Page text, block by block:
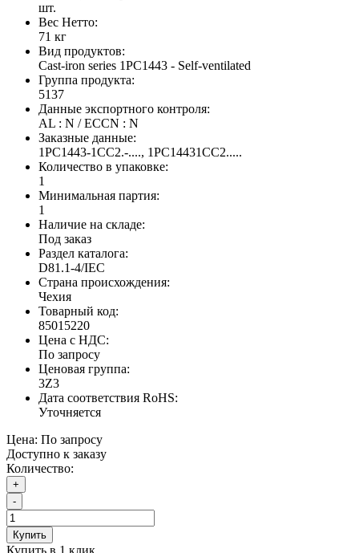
шт.
Вес Нетто:
71 кг
Вид продуктов:
Cast-iron series 1PC1443 - Self-ventilated
Группа продукта:
5137
Данные экспортного контроля:
AL : N / ECCN : N
Заказные данные:
1PC1443-1CC2.-...., 1PC14431CC2.....
Количество в упаковке:
1
Минимальная партия:
1
Наличие на складе:
Под заказ
Раздел каталога:
D81.1-4/IEC
Страна происхождения:
Чехия
Товарный код:
85015220
Цена с НДС:
По запросу
Ценовая группа:
3Z3
Дата соответствия RoHS:
Уточняется
Цена: По запросу
Доступно к заказу
Количество:
+
-
Купить